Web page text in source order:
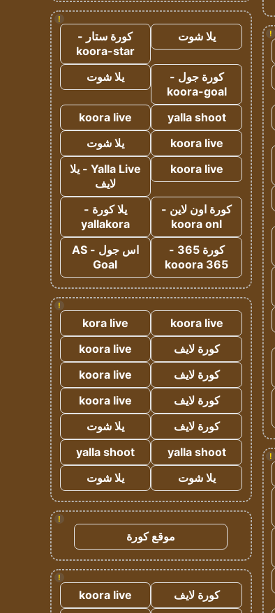
!
!
!
يلا شوت
كورة ستار -
koora-star
كورة جول -
koora-goal
يلا شوت
yalla shoot
koora live
koora live
يلا شوت
koora live
Yalla Live - يلا
لايف
كورة اون لاين -
koora onl
يلا كورة -
yallakora
كورة 365 -
kooora 365
اس جول - AS
Goal
!
koora live
kora live
كورة لايف
koora live
كورة لايف
koora live
كورة لايف
koora live
كورة لايف
يلا شوت
yalla shoot
yalla shoot
يلا شوت
يلا شوت
!
موقع كورة
!
كورة لايف
koora live